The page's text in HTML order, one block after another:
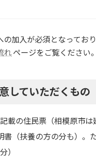
加入が必須となっており
れページをご覧ください。
していただくもの
載の住民票（相模原市は
書（扶養の方の分も）。
）